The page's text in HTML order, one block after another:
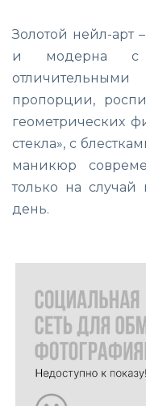
Золотой нейл-арт
и модерна с
пропорции,
геометрических
стекла», с
маникюр
только на
день.